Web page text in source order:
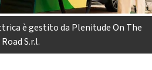
è gestito da Plenitude On The
Road S.r.l.